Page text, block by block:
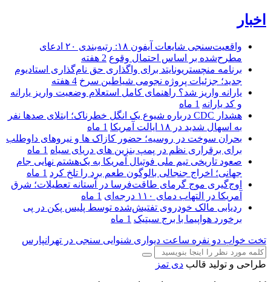
اخبار
واقعیت‌سنجی شایعات آیفون ۱۸: رتبه‌بندی ۲۰ ادعای
مطرح‌شده بر اساس احتمال وقوع 2 هفته
برنامه منچستریونایتد برای واگذاری حق نام‌گذاری استادیوم
جدید؛ جزئیات پروژه نجومی شیاطین سرخ 4 هفته
یارانه واریز شد؟ راهنمای کامل استعلام وضعیت واریز یارانه
و کد یارانه 1 ماه
هشدار CDC درباره شیوع یک انگل خطرناک؛ ابتلای صدها نفر
به اسهال شدید در ۱۸ ایالت آمریکا
1 ماه
بحران سوخت در روسیه؛ حضور کازاک‌ ها و نیروهای داوطلب
برای برقراری نظم در پمپ بنزین‌ های دریای سیاه 1 ماه
صعود تاریخی تیم ملی فوتبال آمریکا به یک‌هشتم نهایی جام
جهانی؛ اخراج جنجالی بالوگون طعم برد را تلخ کرد 1 ماه
اوج‌گیری موج گرمای طاقت‌فرسا در آستانه تعطیلات؛ شرق
آمریکا در التهاب دمای ۱۱۰ درجه‌ای
1 ماه
ردیابی مالک خودروی تفتیش‌شده توسط پلیس پکن در پی
برخورد هواپیما با برج سیتیک 1 ماه
تخت خواب دو نفره ساعت دیواری شنوایی سنجی در تهرانپارس
طراحی و تولید قالب دی تمز